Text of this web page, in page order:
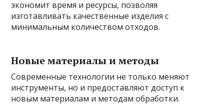
экономит время и ресурсы, позволяя
изготавливать качественные изделия с
минимальным количеством отходов.
Новые материалы и методы
Современные технологии не только меняют
инструменты, но и предоставляют доступ к
новым материалам и методам обработки.